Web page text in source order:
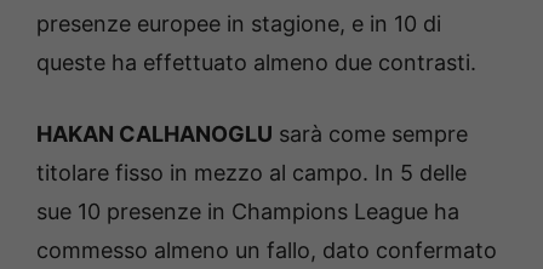
presenze europee in stagione, e in 10 di
queste ha effettuato almeno due contrasti.
HAKAN CALHANOGLU sarà come sempre
titolare fisso in mezzo al campo. In 5 delle
sue 10 presenze in Champions League ha
commesso almeno un fallo, dato confermato